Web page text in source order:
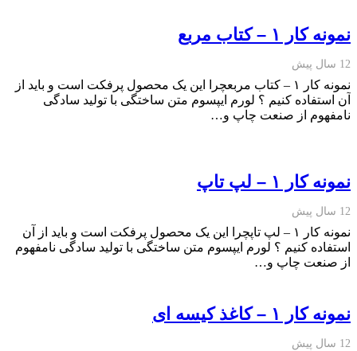
نمونه کار ۱ – کتاب مربع
12 سال پیش
نمونه کار ۱ – کتاب مربعچرا این یک محصول پرفکت است و باید از
آن استفاده کنیم ؟ لورم ایپسوم متن ساختگی با تولید سادگی
نامفهوم از صنعت چاپ و…
نمونه کار ۱ – لپ تاپ
12 سال پیش
نمونه کار ۱ – لپ تاپچرا این یک محصول پرفکت است و باید از آن
استفاده کنیم ؟ لورم ایپسوم متن ساختگی با تولید سادگی نامفهوم
از صنعت چاپ و…
نمونه کار ۱ – کاغذ کیسه ای
12 سال پیش